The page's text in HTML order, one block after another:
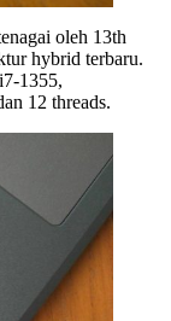
oleh 13th
hybrid terbaru.
1355,
12 threads.